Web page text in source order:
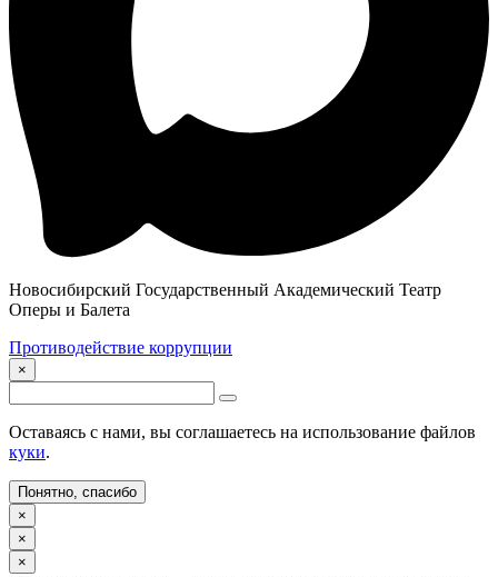
Новосибирский Государственный Академический Театр
Оперы и Балета
Противодействие коррупции
×
Оставаясь с нами, вы соглашаетесь на использование файлов
куки.
Понятно, спасибо
×
×
×